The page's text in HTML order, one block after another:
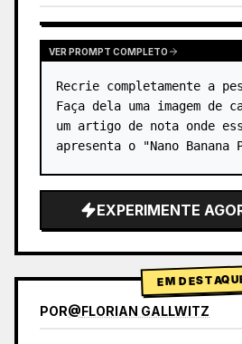
VER RESULTADOS DE
VER PROMPT COMPLETO
Recrie completamente a
Faça dela uma imagem de
um artigo de nota onde
apresenta o "Nano Banana
EXPERIMENTE
EM
POR@FLORIAN GALLWITZ